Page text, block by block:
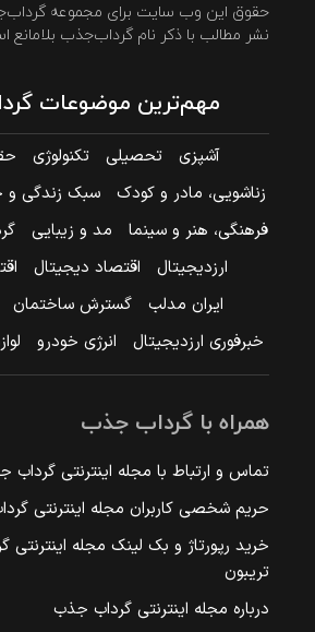
حقوق این وب سایت برای مجموعه
نشر مطالب با ذکر نام گرداب‌جذب بلامانع
مهم‌ترین موضوعات
آشپزی تحصیلی تکنولوژی
زناشویی، مادر و کودک
سبک زندگی و
فرهنگی، هنر و سینما
مد و زیبایی
ارزدیجیتال
اقتصاد دیجیتال
ایران مدلب
گسترش ساختمان
خبرفوری ارزدیجیتال
انرژی خودرو
همراه با گرداب جذب
تماس و ارتباط با مجله اینترنتی گرداب
حریم شخصی کاربران مجله اینترنتی
خرید رپورتاژ و بک لینک مجله اینترنتی
تریبون
درباره مجله اینترنتی گرداب جذب